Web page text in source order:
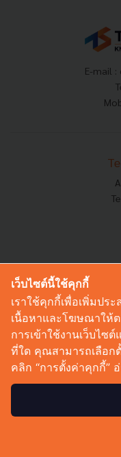
E-mail :
เว็บไซต์นี้ใช้คุกกี้
เราใช้คุกกี้เพื่อเพิ่มปร
เนื้อหาและโฆษณาให้ต
การเข้าใช้งานเว็บไซ
ที่ใด คุณสามารถเลือก
คลิก “การตั้งค่าคุกกี้”